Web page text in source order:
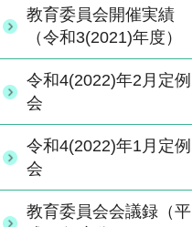
教育委員会開催実績
（令和3(2021)年度）
令和4(2022)年2月定例
会
令和4(2022)年1月定例
会
教育委員会会議録（平